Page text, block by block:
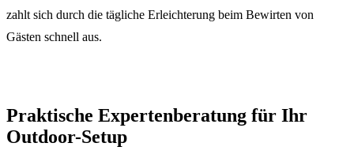
zahlt sich durch die tägliche Erleichterung beim Bewirten von
Gästen schnell aus.
Praktische Expertenberatung für Ihr
Outdoor-Setup